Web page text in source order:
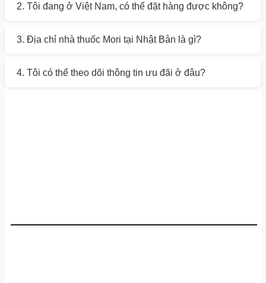
2. Tôi đang ở Việt Nam, có thể đặt hàng được không?
3. Địa chỉ nhà thuốc Mori tại Nhật Bản là gì?
4. Tôi có thể theo dõi thông tin ưu đãi ở đâu?